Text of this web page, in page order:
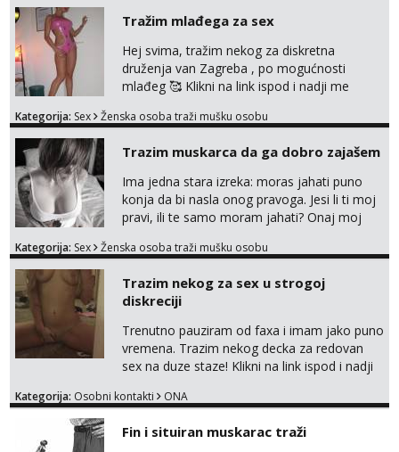
Tražim mlađega za sex
Hej svima, tražim nekog za diskretna
druženja van Zagreba , po mogućnosti
mlađeg 🥰 Klikni na link ispod i nadji me
Kategorija: Sex Ženska osoba traži mušku osobu
Trazim muskarca da ga dobro zajašem
Ima jedna stara izreka: moras jahati puno
konja da bi nasla onog pravoga. Jesi li ti moj
pravi, ili te samo moram jahati? Onaj moj
na sexdater link i javi mi se tamo....
Kategorija: Sex Ženska osoba traži mušku osobu
Trazim nekog za sex u strogoj
diskreciji
Trenutno pauziram od faxa i imam jako puno
vremena. Trazim nekog decka za redovan
sex na duze staze! Klikni na link ispod i nadji
Kategorija: Osobni kontakti ONA
Fin i situiran muskarac traži